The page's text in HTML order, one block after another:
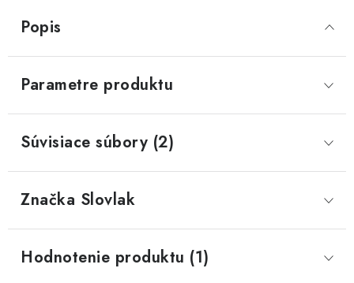
Popis
Parametre produktu
Súvisiace súbory (2)
Značka Slovlak
Hodnotenie produktu (1)